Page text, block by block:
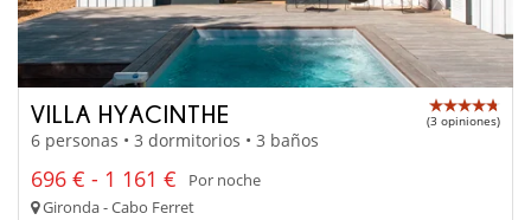
VILLA HYACINTHE (3 opiniones)
6 personas • 3 dormitorios • 3 baños
696 € - 1 161 €
Por noche
Gironda - Cabo Ferret